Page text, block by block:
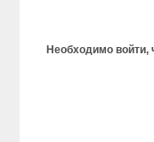
Необходимо войти,